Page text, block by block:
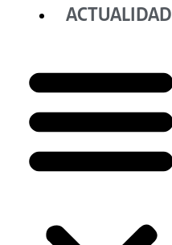
ACTUALIDAD